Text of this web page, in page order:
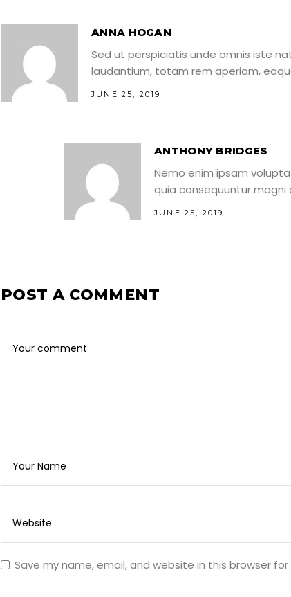
ANNA HOGAN
Sed ut perspiciatis unde omnis iste
laudantium, totam rem aperiam,
JUNE 25, 2019
ANTHONY BRIDGES
Nemo enim ipsam
quia consequuntur magni
JUNE 25, 2019
POST A COMMENT
Save my name, email, and website in this browser